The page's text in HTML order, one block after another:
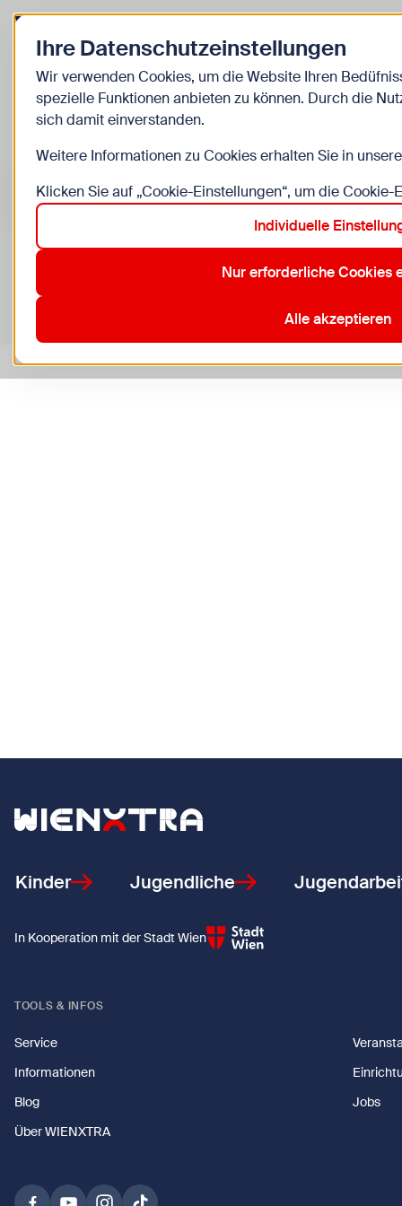
Zurück zur Startseite
Kinder
Veranstaltungen in Wien im Bereich “Kinder”
15. Rudolfsheim-
Zurücksetzen
Zurück zur Startseite
Kinder Jugendliche
In Kooperation mit der Stadt Wien
TOOLS & INFOS
Service
Informationen
Blog
Jobs
Über WIENXTRA
Ihre Datenschutzeinstellungen
Wir verwenden Cookies, um die Website Ihren
spezielle Funktionen anbieten zu können. Durch die
sich damit einverstanden.
Weitere Informationen zu Cookies erhalten Sie in
Klicken Sie auf „Cookie-Einstellungen“, um die
Individuelle
Nur erforderliche Cookies
Alle akzeptieren